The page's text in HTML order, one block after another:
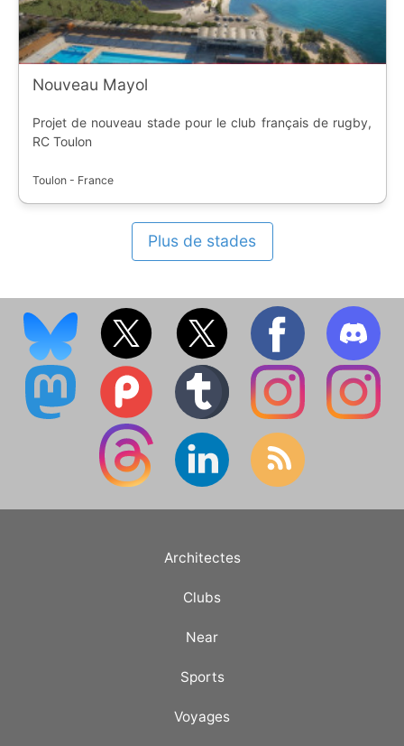
Nouveau Mayol
Projet de nouveau stade pour le club français de rugby,
RC Toulon
Toulon - France
Plus de stades
Architectes
Clubs
Near
Sports
Voyages